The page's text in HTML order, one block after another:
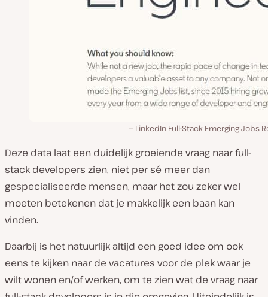
LinkedIn Full-Stack Emerging Jobs
Deze data laat een duidelijk groeiende vraag naar full-
stack developers zien, niet per sé meer dan
gespecialiseerde mensen, maar het zou zeker wel
moeten betekenen dat je makkelijk een baan kan
vinden.
Daarbij is het natuurlijk altijd een goed idee om ook
eens te kijken naar de vacatures voor de plek waar je
wilt wonen en/of werken, om te zien wat de vraag naar